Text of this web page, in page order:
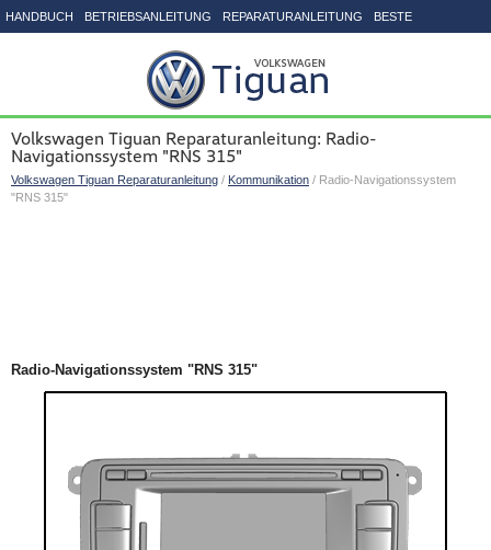
HANDBUCH BETRIEBSANLEITUNG REPARATURANLEITUNG BESTE
Volkswagen Tiguan Reparaturanleitung: Radio-
Navigationssystem "RNS 315"
Volkswagen Tiguan Reparaturanleitung / Kommunikation / Radio-Navigationssystem
"RNS 315"
Radio-Navigationssystem "RNS 315"